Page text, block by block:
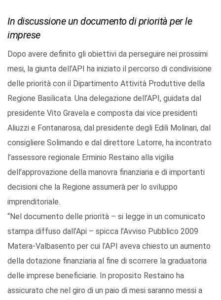
In discussione un documento di priorità per le
imprese
Dopo avere definito gli obiettivi da perseguire nei prossimi
mesi, la giunta dell’API ha iniziato il percorso di condivisione
delle priorità con il Dipartimento Attività Produttive della
Regione Basilicata. Una delegazione dell’API, guidata dal
presidente Vito Gravela e composta dai vice presidenti
Aliuzzi e Fontanarosa, dal presidente degli Edili Molinari, dal
consigliere Solimando e dal direttore Latorre, ha incontrato
l’assessore regionale Erminio Restaino alla vigilia
dell’approvazione della manovra finanziaria e di importanti
decisioni che la Regione assumerà per lo sviluppo
imprenditoriale.
“Nel documento delle priorità – si legge in un comunicato
stampa diffuso dall’Api – spicca l’Avviso Pubblico 2009
Matera-Valbasento per cui l’API aveva chiesto un aumento
della dotazione finanziaria al fine di scorrere la graduatoria
delle imprese beneficiarie. In proposito Restaino ha
assicurato che nel giro di un paio di mesi saranno messi a